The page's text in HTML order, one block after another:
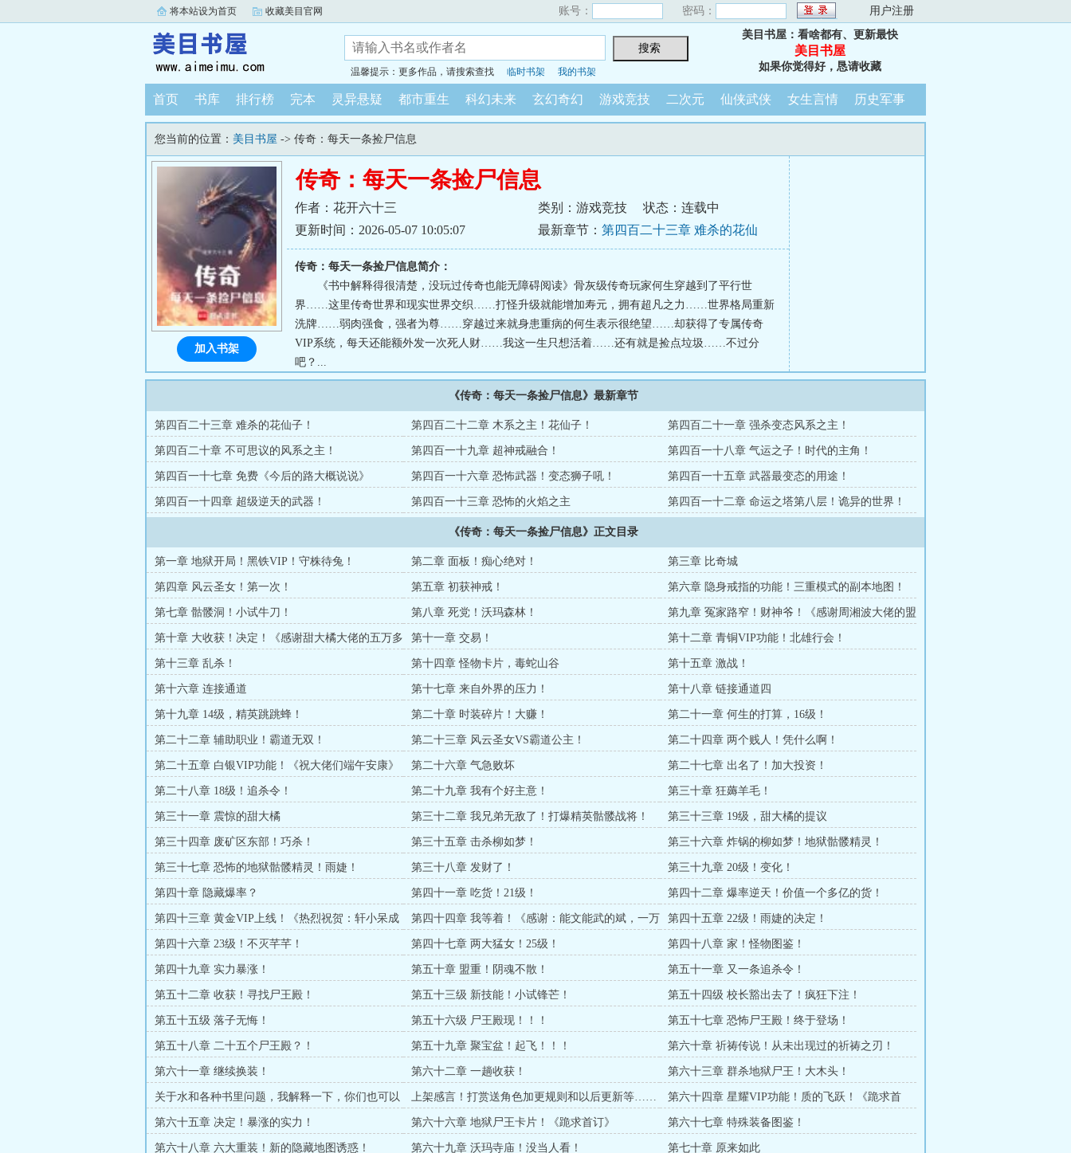
将本站设为首页 收藏美目官网 账号： 密码： 用户注册
温馨提示：更多作品，请搜索查找 临时书架 我的书架
美目书屋：看啥都有、更新最快
美目书屋
如果你觉得好，恳请收藏
首页 书库 排行榜 完本 灵异悬疑 都市重生 科幻未来 玄幻奇幻 游戏竞技 二次元 仙侠武侠 女生言情 历史军事
您当前的位置： 美目书屋 -> 传奇：每天一条捡尸信息
传奇：每天一条捡尸信息
作者：花开六十三 类别：游戏竞技
状态：连载中
更新时间：2026-05-07 10:05:07
最新章节： 第四百二十三章 难杀的花仙
子！
传奇：每天一条捡尸信息简介：
《书中解释得很清楚，没玩过传奇也能无障碍阅读》骨灰级传奇玩家何生穿越到了平行世
界……这里传奇世界和现实世界交织……打怪升级就能增加寿元，拥有超凡之力……世界格局重新
洗牌……弱肉强食，强者为尊……穿越过来就身患重病的何生表示很绝望……却获得了专属传奇
VIP系统，每天还能额外发一次死人财……我这一生只想活着……还有就是捡点垃圾……不过分
吧？...
加入书架
《传奇：每天一条捡尸信息》最新章节
第四百二十三章 难杀的花仙子！ 第四百二十二章 木系之主！花仙子！ 第四百二十一章 强杀变态风系之主！
第四百二十章 不可思议的风系之主！ 第四百一十九章 超神戒融合！ 第四百一十八章 气运之子！时代的主角！
第四百一十七章 免费《今后的路大概说说》 第四百一十六章 恐怖武器！变态狮子吼！ 第四百一十五章 武器最变态的用途！
第四百一十四章 超级逆天的武器！ 第四百一十三章 恐怖的火焰之主 第四百一十二章 命运之塔第八层！诡异的世界！
《传奇：每天一条捡尸信息》正文目录
第一章 地狱开局！黑铁VIP！守株待兔！ 第二章 面板！痴心绝对！ 第三章 比奇城
第四章 风云圣女！第一次！ 第五章 初获神戒！ 第六章 隐身戒指的功能！三重模式的副本地图！
第七章 骷髅洞！小试牛刀！ 第八章 死党！沃玛森林！
第九章 冤家路窄！财神爷！《感谢周湘波大佬的盟
主，本书第一个盟主》
第十章 大收获！决定！《感谢甜大橘大佬的五万多
点币打赏。》
第十一章 交易！ 第十二章 青铜VIP功能！北雄行会！
第十三章 乱杀！ 第十四章 怪物卡片，毒蛇山谷 第十五章 激战！
第十六章 连接通道 第十七章 来自外界的压力！ 第十八章 链接通道四
第十九章 14级，精英跳跳蜂！ 第二十章 时装碎片！大赚！ 第二十一章 何生的打算，16级！
第二十二章 辅助职业！霸道无双！ 第二十三章 风云圣女VS霸道公主！ 第二十四章 两个贱人！凭什么啊！
第二十五章 白银VIP功能！《祝大佬们端午安康》 第二十六章 气急败坏 第二十七章 出名了！加大投资！
第二十八章 18级！追杀令！ 第二十九章 我有个好主意！ 第三十章 狂薅羊毛！
第三十一章 震惊的甜大橘 第三十二章 我兄弟无敌了！打爆精英骷髅战将！ 第三十三章 19级，甜大橘的提议
第三十四章 废矿区东部！巧杀！ 第三十五章 击杀柳如梦！ 第三十六章 炸锅的柳如梦！地狱骷髅精灵！
第三十七章 恐怖的地狱骷髅精灵！雨婕！ 第三十八章 发财了！ 第三十九章 20级！变化！
第四十章 隐藏爆率？ 第四十一章 吃货！21级！ 第四十二章 爆率逆天！价值一个多亿的货！
第四十三章 黄金VIP上线！《热烈祝贺：轩小呆成
为本书第二个盟主，跪谢》
第四十四章 我等着！《感谢：能文能武的斌，一万
币打赏，跪谢》
第四十五章 22级！雨婕的决定！
第四十六章 23级！不灭芊芊！ 第四十七章 两大猛女！25级！ 第四十八章 家！怪物图鉴！
第四十九章 实力暴涨！ 第五十章 盟重！阴魂不散！ 第五十一章 又一条追杀令！
第五十二章 收获！寻找尸王殿！ 第五十三级 新技能！小试锋芒！ 第五十四级 校长豁出去了！疯狂下注！
第五十五级 落子无悔！ 第五十六级 尸王殿现！！！ 第五十七章 恐怖尸王殿！终于登场！
第五十八章 二十五个尸王殿？！ 第五十九章 聚宝盆！起飞！！！ 第六十章 祈祷传说！从未出现过的祈祷之刃！
第六十一章 继续换装！ 第六十二章 一趟收获！ 第六十三章 群杀地狱尸王！大木头！
关于水和各种书里问题，我解释一下，你们也可以
在这里说说，提意见。
上架感言！打赏送角色加更规则和以后更新等……
第六十四章 星耀VIP功能！质的飞跃！《跪求首
订》
第六十五章 决定！暴涨的实力！ 第六十六章 地狱尸王卡片！《跪求首订》 第六十七章 特殊装备图鉴！
第六十八章 六大重装！新的隐藏地图诱惑！ 第六十九章 沃玛寺庙！没当人看！ 第七十章 原来如此